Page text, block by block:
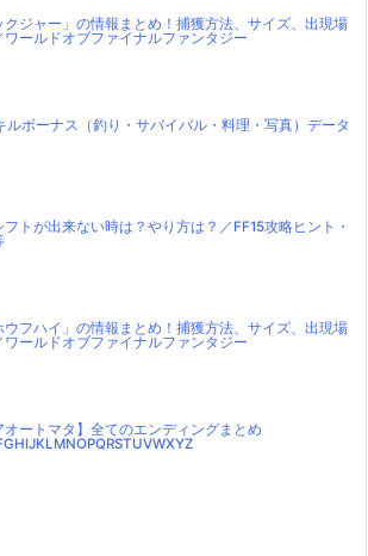
クジャー」の情報まとめ！捕獲方法、サイズ、出現場
ワールドオブファイナルファンタジー
ルボーナス（釣り・サバイバル・料理・写真）データ
フトが出来ない時は？やり方は？／FF15攻略ヒント・
ウフハイ」の情報まとめ！捕獲方法、サイズ、出現場
ワールドオブファイナルファンタジー
オートマタ】全てのエンディングまとめ